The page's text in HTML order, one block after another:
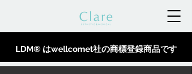
LDM® はwellcomet社の商標登録商品です